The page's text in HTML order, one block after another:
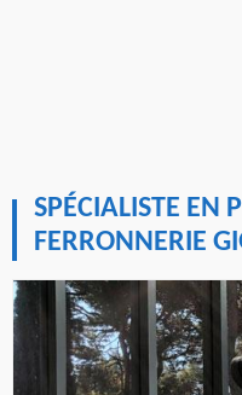
SPÉCIALISTE EN
FERRONNERIE